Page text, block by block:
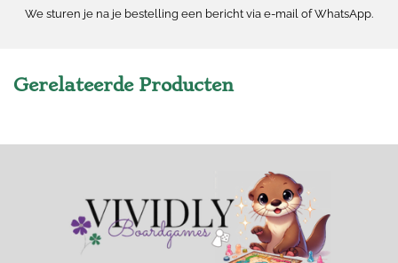
We sturen je na je bestelling een bericht via e-mail of WhatsApp.
Gerelateerde Producten